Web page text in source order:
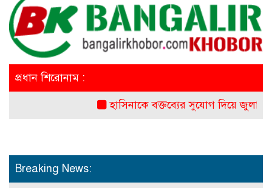
প্রধান শিরোনাম :
হাসিনাকে বক্তব্যের সুযোগ দিয়ে জুলাই
Breaking News: